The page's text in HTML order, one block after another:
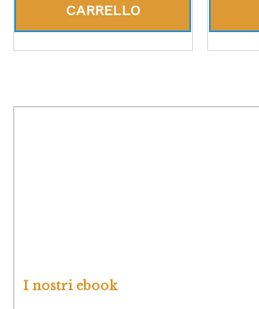
CARRELLO
I nostri ebook